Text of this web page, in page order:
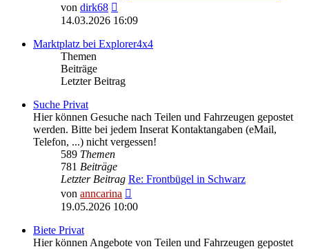
von dirk68
Beitrag
14.03.2026 16:09
Marktplatz bei Explorer4x4
Themen
Beiträge
Letzter Beitrag
Suche Privat
Hier können Gesuche nach Teilen und Fahrzeugen gepostet
werden. Bitte bei jedem Inserat Kontaktangaben (eMail,
Telefon, ...) nicht vergessen!
589 Themen
781 Beiträge
Letzter Beitrag Re: Frontbügel in Schwarz
von anncarina
Beitrag
19.05.2026 10:00
Biete Privat
Hier können Angebote von Teilen und Fahrzeugen gepostet